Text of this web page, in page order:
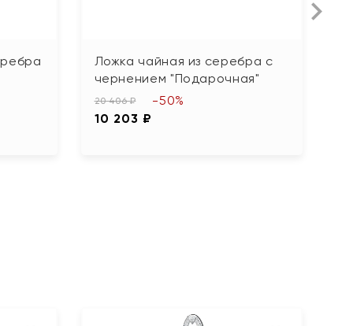
Ложка чайная из серебра с
чернением "Подарочная"
20 406 ₽
10 203 ₽
-50%